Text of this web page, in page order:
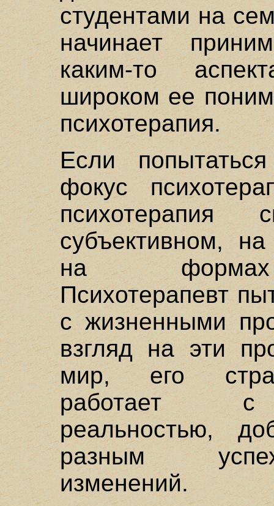
студентами на
начинает
каким-то
широком ее
психотерапия.
Если
фокус
психотерапия
субъективном,
на формах
Психотерапевт
с жизненными
взгляд на эти
мир, его
реальностью,
разным
изменений.